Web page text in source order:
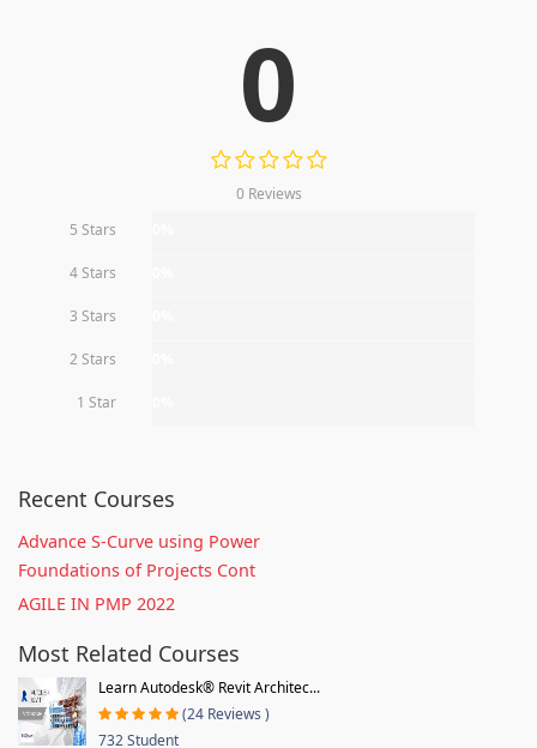
0
0 Reviews
5 Stars
4 Stars
3 Stars
2 Stars
1 Star
Recent Courses
Advance S-Curve using Power
Foundations of Projects Cont
AGILE IN PMP 2022
Most Related Courses
Learn Autodesk® Revit Architec...
(24 Reviews )
732 Student